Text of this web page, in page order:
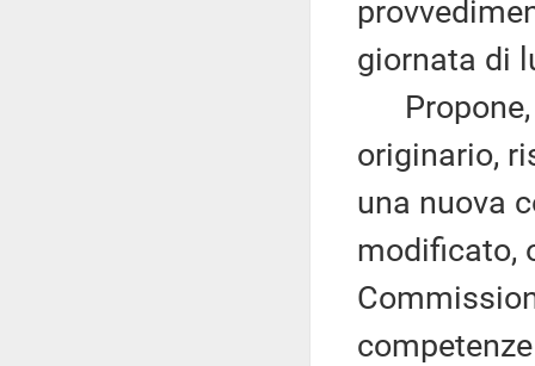
giornata di
Propone,
originario,
una nuova
modificato,